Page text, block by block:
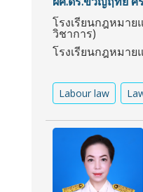
โรงเรียนกฎหมาย
วิชาการ)
โรงเรียนกฎหมาย
Labour law